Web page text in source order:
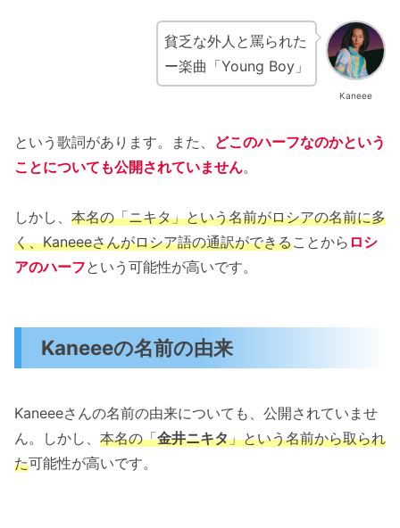
Kaneee
貧乏な外人と罵られた
ー楽曲「Young Boy」
という歌詞があります。また、 どこのハーフなのかという
ことについても公開されていません。
しかし、 本名の「ニキタ」という名前がロシアの名前に多
く、Kaneeeさんがロシア語の通訳ができることから ロシ
アのハーフという可能性が高いです。
Kaneeeの名前の由来
Kaneeeさんの名前の由来についても、公開されていませ
ん。しかし、 本名の「金井ニキタ」という名前から取られ
た可能性が高いです。